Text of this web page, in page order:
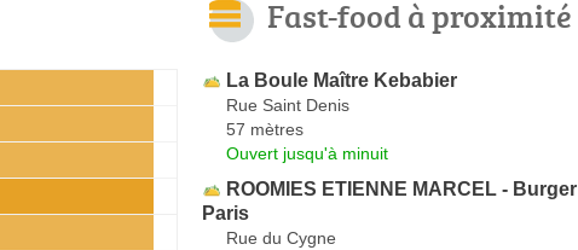
Fast-food à proximité
La Boule Maître Kebabier
Rue Saint Denis
57 mètres
Ouvert jusqu'à minuit
ROOMIES ETIENNE MARCEL - Burger
Paris
Rue du Cygne